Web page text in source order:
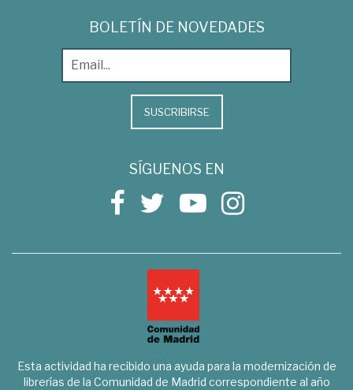
BOLETÍN DE NOVEDADES
SUSCRIBIRSE
SÍGUENOS EN
Esta actividad ha recibido una ayuda para la modernización de
librerías de la Comunidad de Madrid correspondiente al año